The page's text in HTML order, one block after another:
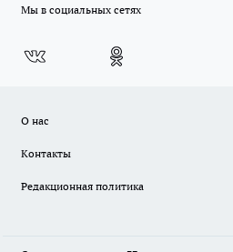
Мы в социальных сетях
О нас
Контакты
Редакционная политика